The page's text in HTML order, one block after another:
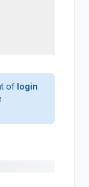
of login